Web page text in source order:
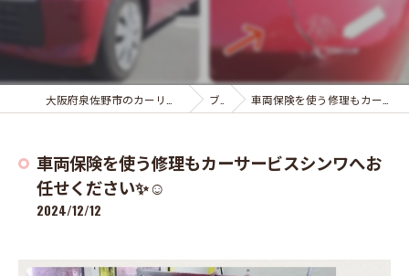
ブログ 車両保険を使う修理もカーサービスシンワへお任せください✨☺️
車両保険を使う修理もカーサービスシンワへお
任せください✨☺️
2024/12/12